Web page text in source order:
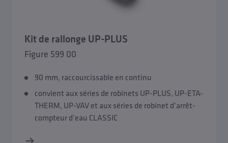
Kit de rallonge UP-PLUS
Figure 599 00
90 mm, raccourcissable en continu
convient aux séries de robinets UP-PLUS, UP-ETA-
THERM, UP-VAV et aux séries de robinet d’arrêt-
compteur d’eau CLASSIC